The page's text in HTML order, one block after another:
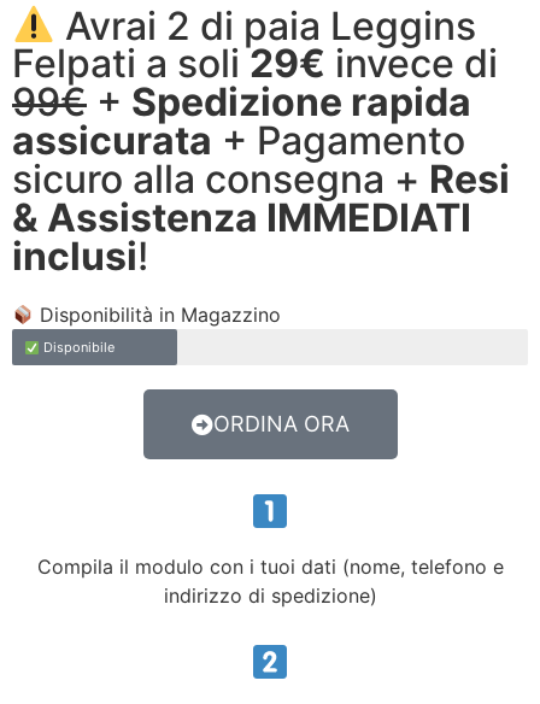
Avrai 2 di paia Leggins
Felpati a soli29€ invece di
99€ + Spedizione rapida
assicurata + Pagamento
sicuro alla consegna + Resi
& Assistenza IMMEDIATI
inclusi!
Disponibilità in Magazzino
Disponibile
ORDINA ORA
Compila il modulo con i tuoi dati (nome, telefono e
indirizzo di spedizione)